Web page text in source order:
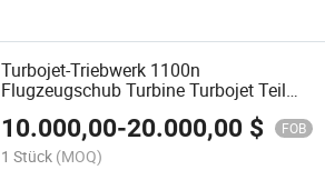
Turbojet-Triebwerk 1100n
Flugzeugschub Turbine Turbojet Teil
10.000,00-20.000,00 $ FOB
1 Stück (MOQ)